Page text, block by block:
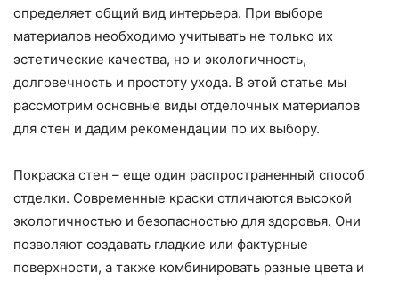
определяет общий вид интерьера. При выборе
материалов необходимо учитывать не только их
эстетические качества, но и экологичность,
долговечность и простоту ухода. В этой статье мы
рассмотрим основные виды отделочных материалов
для стен и дадим рекомендации по их выбору.
Покраска стен – еще один распространенный способ
отделки. Современные краски отличаются высокой
экологичностью и безопасностью для здоровья. Они
позволяют создавать гладкие или фактурные
поверхности, а также комбинировать разные цвета и